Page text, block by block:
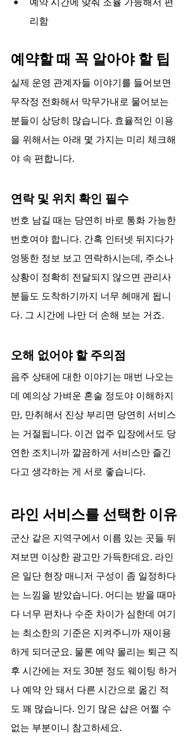
리함
예약할 때 꼭 알아야 할 팁
실제 운영 관계자들 이야기를 들어보면
무작정 전화해서 막무가내로 물어보는
분들이 상당히 많습니다. 효율적인 이용
을 위해서는 아래 몇 가지는 미리 체크해
야 속 편합니다.
연락 및 위치 확인 필수
번호 남길 때는 당연히 바로 통화 가능한
번호여야 합니다. 간혹 인터넷 뒤지다가
엉뚱한 정보 보고 연락하시는데, 주소나
상황이 정확히 전달되지 않으면 관리사
분들도 도착하기까지 너무 헤매게 됩니
다. 그 시간에 나만 더 손해 보는 거죠.
오해 없어야 할 주의점
음주 상태에 대한 이야기는 매번 나오는
데 예의상 가벼운 혼술 정도야 이해하지
만, 만취해서 진상 부리면 당연히 서비스
는 거절됩니다. 이건 업주 입장에서도 당
연한 조치니까 깔끔하게 서비스만 즐긴
다고 생각하는 게 서로 좋습니다.
라인 서비스를 선택한 이유
군산 같은 지역구에서 이름 있는 곳들 뒤
져보면 이상한 광고만 가득한데요. 라인
은 일단 현장 매니저 구성이 좀 일정하다
는 느낌을 받았습니다. 어디는 받을 때마
다 너무 편차나 수준 차이가 심한데 여기
는 최소한의 기준은 지켜주니까 재이용
하게 되더군요. 물론 예약 몰리는 퇴근 직
후 시간에는 저도 30분 정도 웨이팅 하거
나 예약 안 돼서 다른 시간으로 옮긴 적
도 꽤 많습니다. 인기 많은 샵은 어쩔 수
없는 부분이니 참고하세요.